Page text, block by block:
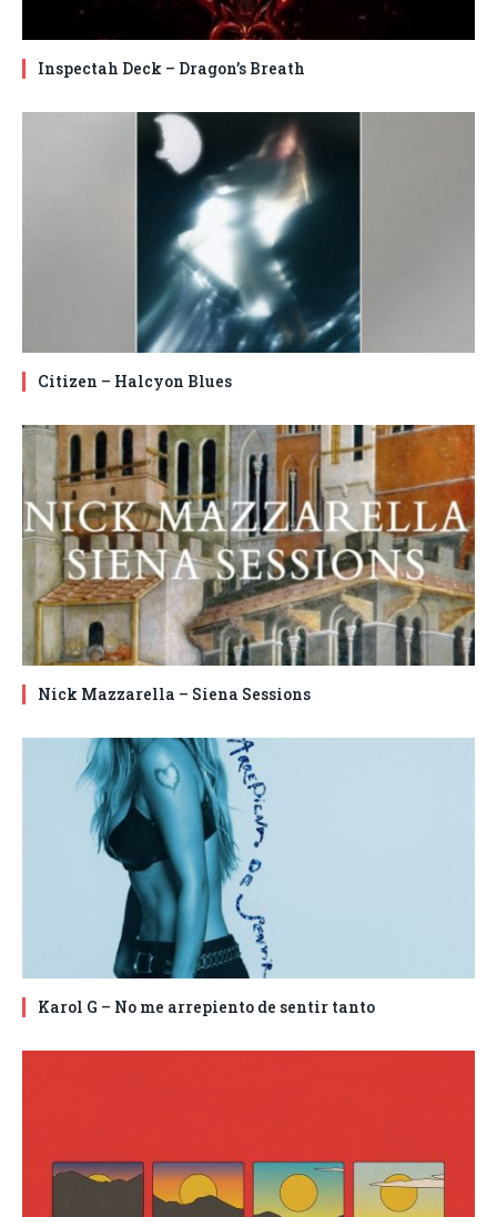
Inspectah Deck – Dragon’s Breath
Citizen – Halcyon Blues
Nick Mazzarella – Siena Sessions
Karol G – No me arrepiento de sentir tanto